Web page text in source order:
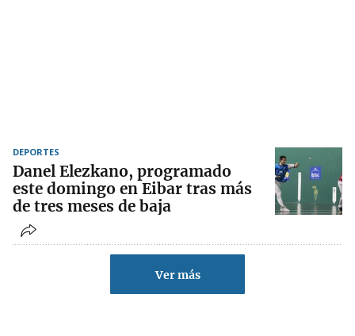
DEPORTES
Danel Elezkano, programado
este domingo en Eibar tras más
de tres meses de baja
Ver más